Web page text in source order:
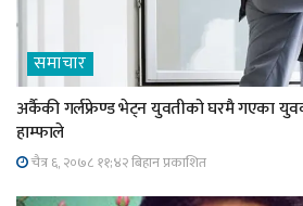
समाचार
अर्कैकी गर्लफ्रेण्ड भेट्न युवतीको घरमै गएका
हाम्फाले
चैत्र ६, २०७८ ११;४२ बिहान प्रकाशित